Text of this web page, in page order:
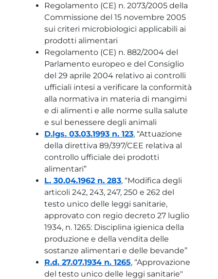
Regolamento (CE) n. 2073/2005 della
Commissione del 15 novembre 2005
sui criteri microbiologici applicabili ai
prodotti alimentari
Regolamento (CE) n. 882/2004 del
Parlamento europeo e del Consiglio
del 29 aprile 2004 relativo ai controlli
ufficiali intesi a verificare la conformità
alla normativa in materia di mangimi
e di alimenti e alle norme sulla salute
e sul benessere degli animali
D.lgs. 03.03.1993 n. 123, “Attuazione
della direttiva 89/397/CEE relativa al
controllo ufficiale dei prodotti
alimentari”
L. 30.04.1962 n. 283, “Modifica degli
articoli 242, 243, 247, 250 e 262 del
testo unico delle leggi sanitarie,
approvato con regio decreto 27 luglio
1934, n. 1265: Disciplina igienica della
produzione e della vendita delle
sostanze alimentari e delle bevande”
R.d. 27.07.1934 n. 1265, “Approvazione
del testo unico delle leggi sanitarie"